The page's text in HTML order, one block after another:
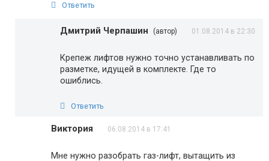
Ответить
Дмитрий Черпашин (автор) 01.08.2014 в 22:30
Крепеж лифтов нужно точно устанавливать по
разметке, идущей в комплекте. Где то
ошиблись.
Ответить
Виктория 06.08.2014 в 17:41
Мне нужно разобрать газ-лифт, вытащить из